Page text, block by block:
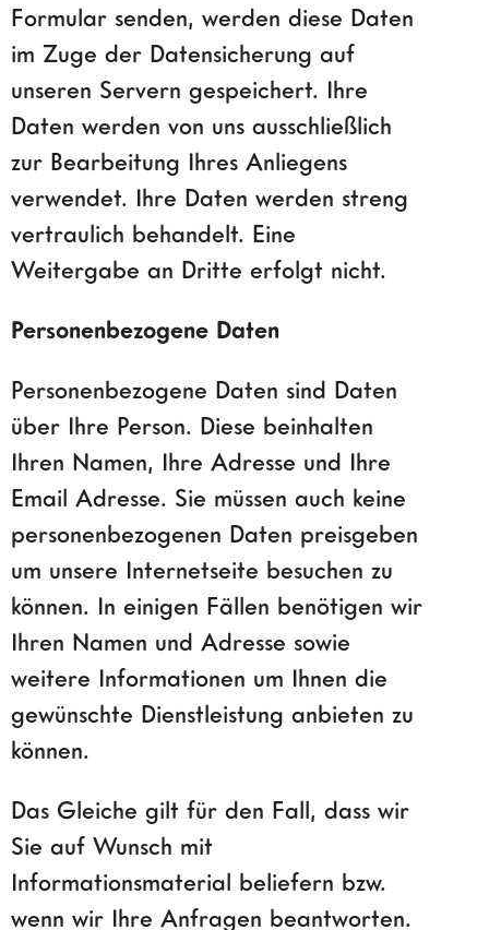
Formular senden, werden diese Daten
im Zuge der Datensicherung auf
unseren Servern gespeichert. Ihre
Daten werden von uns ausschließlich
zur Bearbeitung Ihres Anliegens
verwendet. Ihre Daten werden streng
vertraulich behandelt. Eine
Weitergabe an Dritte erfolgt nicht.
Personenbezogene Daten
Personenbezogene Daten sind Daten
über Ihre Person. Diese beinhalten
Ihren Namen, Ihre Adresse und Ihre
Email Adresse. Sie müssen auch keine
personenbezogenen Daten preisgeben
um unsere Internetseite besuchen zu
können. In einigen Fällen benötigen wir
Ihren Namen und Adresse sowie
weitere Informationen um Ihnen die
gewünschte Dienstleistung anbieten zu
können.
Das Gleiche gilt für den Fall, dass wir
Sie auf Wunsch mit
Informationsmaterial beliefern bzw.
wenn wir Ihre Anfragen beantworten.